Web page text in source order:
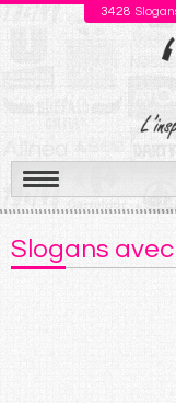
3428
Aller
au
contenu
Slogans